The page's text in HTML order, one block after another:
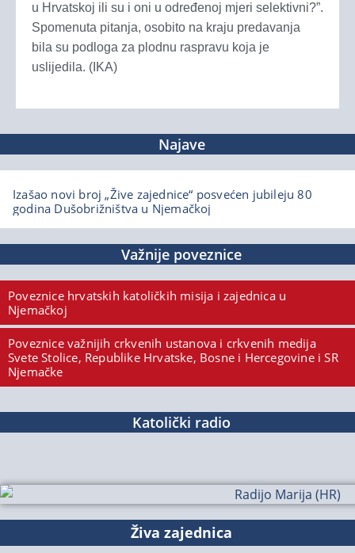
u Hrvatskoj ili su i oni u određenoj mjeri selektivni?”.
Spomenuta pitanja, osobito na kraju predavanja
bila su podloga za plodnu raspravu koja je
uslijedila. (IKA)
Najave
Izašao novi broj „Žive zajednice“ posvećen jubileju 80
godina Dušobrižništva u Njemačkoj
Važnije poveznice
Poveznice hrvatskih katoličkih misija i zajednica u
Njemačkoj
Poveznice važnijih crkvenih ustanova i crkvenih medija
Svete Stolice, Republike Hrvatske, Bosne i Hercegovine i SR
Njemačke
Katolički radio
Živa zajednica